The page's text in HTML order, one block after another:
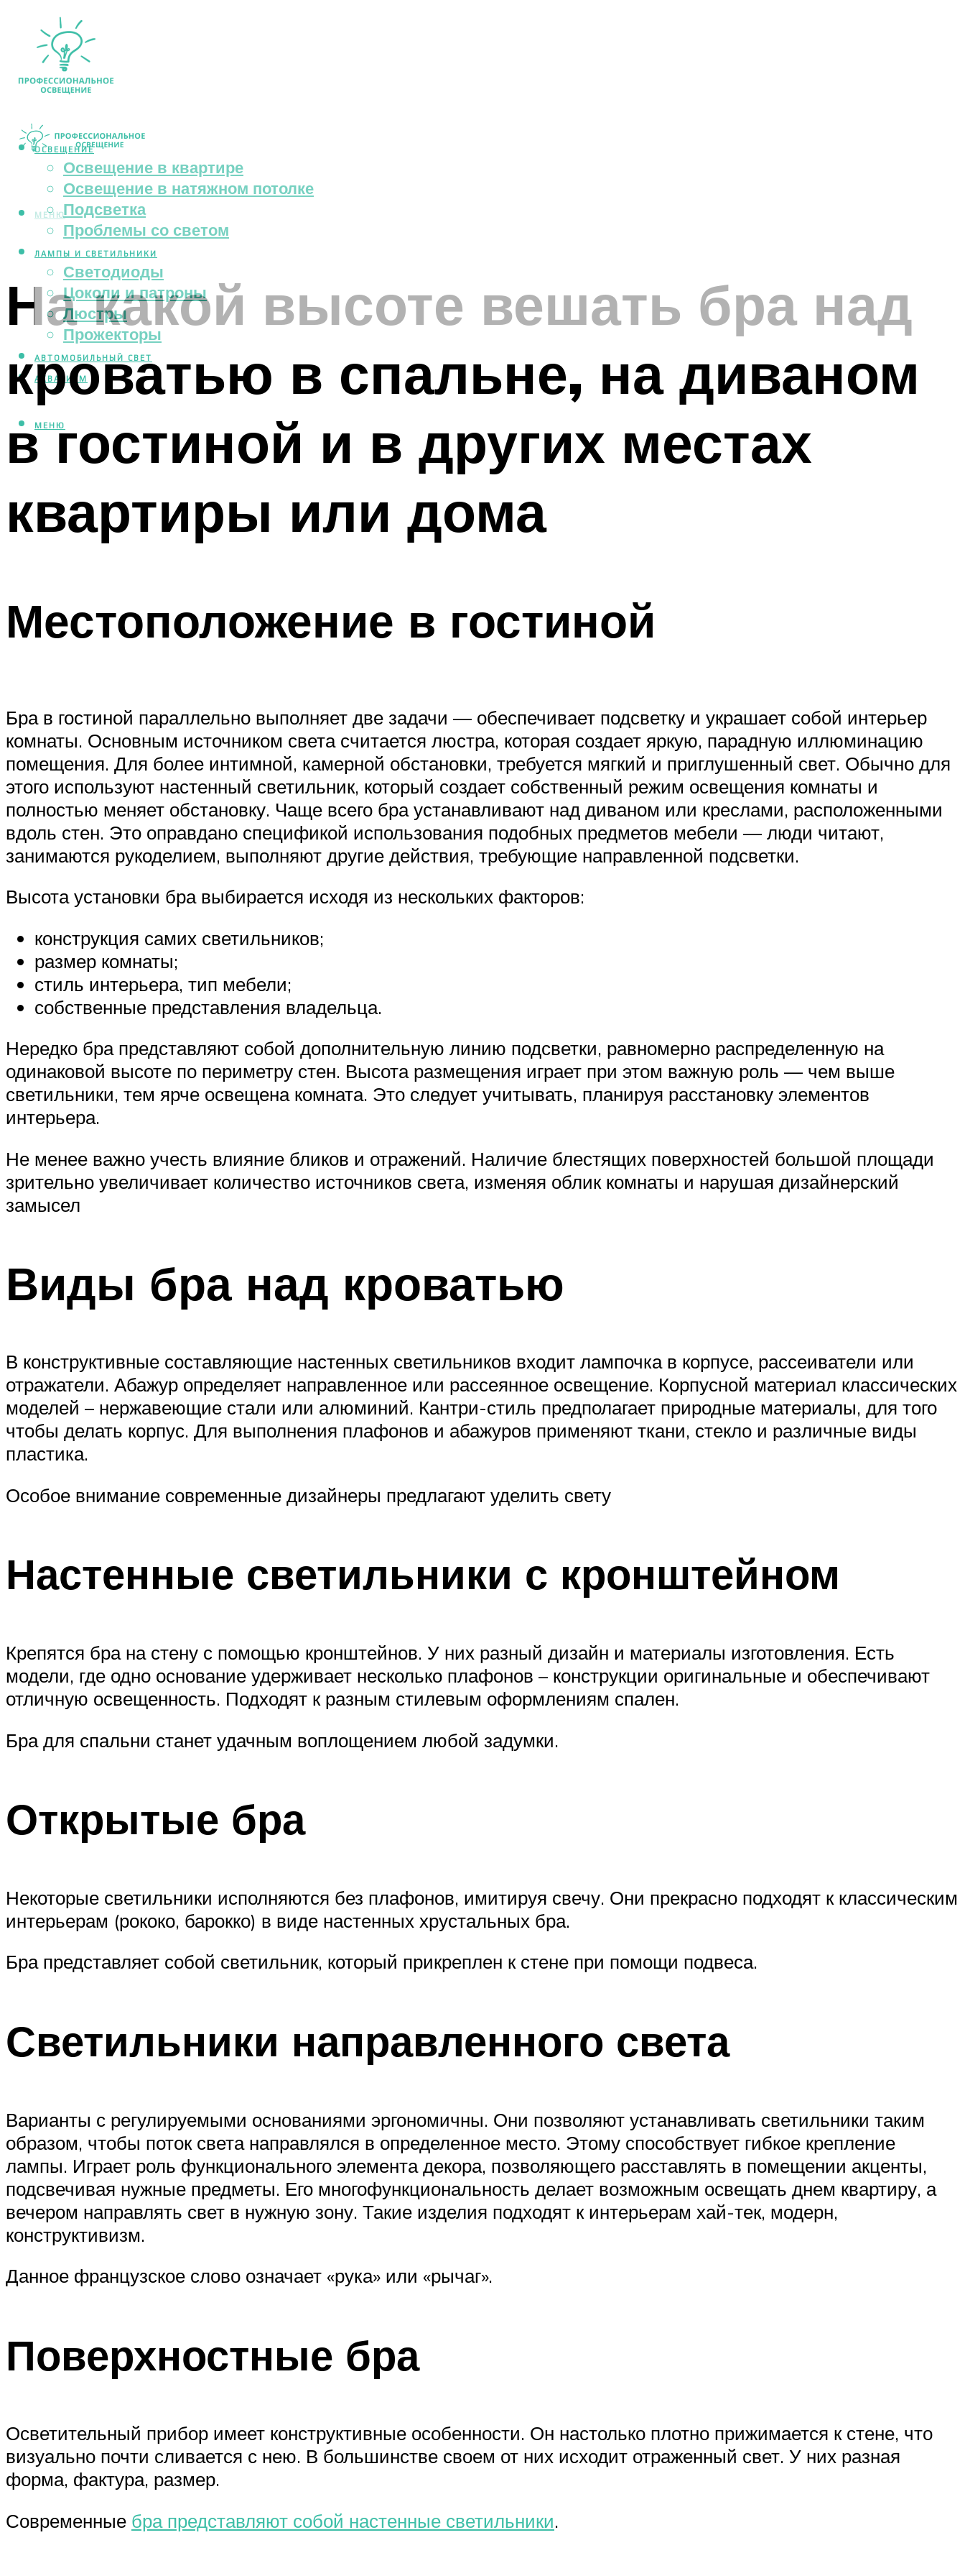
ОСВЕЩЕНИЕ
Освещение в квартире
Освещение в натяжном потолке
Подсветка
Проблемы со светом
ЛАМПЫ И СВЕТИЛЬНИКИ
Светодиоды
Цоколи и патроны
Люстры
Прожекторы
АВТОМОБИЛЬНЫЙ СВЕТ
АКВАРИУМ
МЕНЮ
МЕНЮ
На какой высоте вешать бра над
кроватью в спальне, на диваном
в гостиной и в других местах
квартиры или дома
Местоположение в гостиной
Бра в гостиной параллельно выполняет две задачи — обеспечивает подсветку и украшает собой интерьер
комнаты. Основным источником света считается люстра, которая создает яркую, парадную иллюминацию
помещения. Для более интимной, камерной обстановки, требуется мягкий и приглушенный свет. Обычно для
этого используют настенный светильник, который создает собственный режим освещения комнаты и
полностью меняет обстановку. Чаще всего бра устанавливают над диваном или креслами, расположенными
вдоль стен. Это оправдано спецификой использования подобных предметов мебели — люди читают,
занимаются рукоделием, выполняют другие действия, требующие направленной подсветки.
Высота установки бра выбирается исходя из нескольких факторов:
конструкция самих светильников;
размер комнаты;
стиль интерьера, тип мебели;
собственные представления владельца.
Нередко бра представляют собой дополнительную линию подсветки, равномерно распределенную на
одинаковой высоте по периметру стен. Высота размещения играет при этом важную роль — чем выше
светильники, тем ярче освещена комната. Это следует учитывать, планируя расстановку элементов
интерьера.
Не менее важно учесть влияние бликов и отражений. Наличие блестящих поверхностей большой площади
зрительно увеличивает количество источников света, изменяя облик комнаты и нарушая дизайнерский
замысел
Виды бра над кроватью
В конструктивные составляющие настенных светильников входит лампочка в корпусе, рассеиватели или
отражатели. Абажур определяет направленное или рассеянное освещение. Корпусной материал классических
моделей – нержавеющие стали или алюминий. Кантри-стиль предполагает природные материалы, для того
чтобы делать корпус. Для выполнения плафонов и абажуров применяют ткани, стекло и различные виды
пластика.
Особое внимание современные дизайнеры предлагают уделить свету
Настенные светильники с кронштейном
Крепятся бра на стену с помощью кронштейнов. У них разный дизайн и материалы изготовления. Есть
модели, где одно основание удерживает несколько плафонов – конструкции оригинальные и обеспечивают
отличную освещенность. Подходят к разным стилевым оформлениям спален.
Бра для спальни станет удачным воплощением любой задумки.
Открытые бра
Некоторые светильники исполняются без плафонов, имитируя свечу. Они прекрасно подходят к классическим
интерьерам (рококо, барокко) в виде настенных хрустальных бра.
Бра представляет собой светильник, который прикреплен к стене при помощи подвеса.
Светильники направленного света
Варианты с регулируемыми основаниями эргономичны. Они позволяют устанавливать светильники таким
образом, чтобы поток света направлялся в определенное место. Этому способствует гибкое крепление
лампы. Играет роль функционального элемента декора, позволяющего расставлять в помещении акценты,
подсвечивая нужные предметы. Его многофункциональность делает возможным освещать днем квартиру, а
вечером направлять свет в нужную зону. Такие изделия подходят к интерьерам хай-тек, модерн,
конструктивизм.
Данное французское слово означает «рука» или «рычаг».
Поверхностные бра
Осветительный прибор имеет конструктивные особенности. Он настолько плотно прижимается к стене, что
визуально почти сливается с нею. В большинстве своем от них исходит отраженный свет. У них разная
форма, фактура, размер.
Современные бра представляют собой настенные светильники.